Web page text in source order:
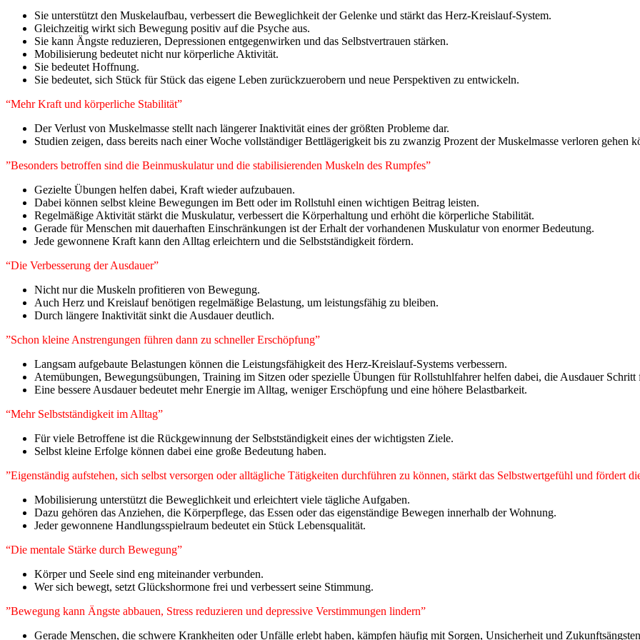
Sie unterstützt den Muskelaufbau, verbessert die Beweglichkeit der Gelenke und stärkt das Herz-Kreislauf-System.
Gleichzeitig wirkt sich Bewegung positiv auf die Psyche aus.
Sie kann Ängste reduzieren, Depressionen entgegenwirken und das Selbstvertrauen stärken.
Mobilisierung bedeutet nicht nur körperliche Aktivität.
Sie bedeutet Hoffnung.
Sie bedeutet, sich Stück für Stück das eigene Leben zurückzuerobern und neue Perspektiven zu entwickeln.
“Mehr Kraft und körperliche Stabilität”
Der Verlust von Muskelmasse stellt nach längerer Inaktivität eines der größten Probleme dar.
Studien zeigen, dass bereits nach einer Woche vollständiger Bettlägerigkeit bis zu zwanzig Prozent der Muskelmasse verloren gehen
”Besonders betroffen sind die Beinmuskulatur und die stabilisierenden Muskeln des Rumpfes”
Gezielte Übungen helfen dabei, Kraft wieder aufzubauen.
Dabei können selbst kleine Bewegungen im Bett oder im Rollstuhl einen wichtigen Beitrag leisten.
Regelmäßige Aktivität stärkt die Muskulatur, verbessert die Körperhaltung und erhöht die körperliche Stabilität.
Gerade für Menschen mit dauerhaften Einschränkungen ist der Erhalt der vorhandenen Muskulatur von enormer Bedeutung.
Jede gewonnene Kraft kann den Alltag erleichtern und die Selbstständigkeit fördern.
“Die Verbesserung der Ausdauer”
Nicht nur die Muskeln profitieren von Bewegung.
Auch Herz und Kreislauf benötigen regelmäßige Belastung, um leistungsfähig zu bleiben.
Durch längere Inaktivität sinkt die Ausdauer deutlich.
”Schon kleine Anstrengungen führen dann zu schneller Erschöpfung”
Langsam aufgebaute Belastungen können die Leistungsfähigkeit des Herz-Kreislauf-Systems verbessern.
Atemübungen, Bewegungsübungen, Training im Sitzen oder spezielle Übungen für Rollstuhlfahrer helfen dabei, die Ausdauer Schritt
Eine bessere Ausdauer bedeutet mehr Energie im Alltag, weniger Erschöpfung und eine höhere Belastbarkeit.
“Mehr Selbstständigkeit im Alltag”
Für viele Betroffene ist die Rückgewinnung der Selbstständigkeit eines der wichtigsten Ziele.
Selbst kleine Erfolge können dabei eine große Bedeutung haben.
”Eigenständig aufstehen, sich selbst versorgen oder alltägliche Tätigkeiten durchführen zu können, stärkt das Selbstwertgefühl und fördert
Mobilisierung unterstützt die Beweglichkeit und erleichtert viele tägliche Aufgaben.
Dazu gehören das Anziehen, die Körperpflege, das Essen oder das eigenständige Bewegen innerhalb der Wohnung.
Jeder gewonnene Handlungsspielraum bedeutet ein Stück Lebensqualität.
“Die mentale Stärke durch Bewegung”
Körper und Seele sind eng miteinander verbunden.
Wer sich bewegt, setzt Glückshormone frei und verbessert seine Stimmung.
”Bewegung kann Ängste abbauen, Stress reduzieren und depressive Verstimmungen lindern”
Gerade Menschen, die schwere Krankheiten oder Unfälle erlebt haben, kämpfen häufig mit Sorgen, Unsicherheit und